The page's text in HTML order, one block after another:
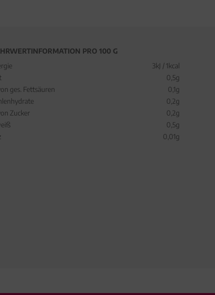
PRO 100 G
3kJ / 1kcal
0,5g
ges. Fettsäuren
0,1g
0,2g
Zucker
0,2g
0,5g
0,01g